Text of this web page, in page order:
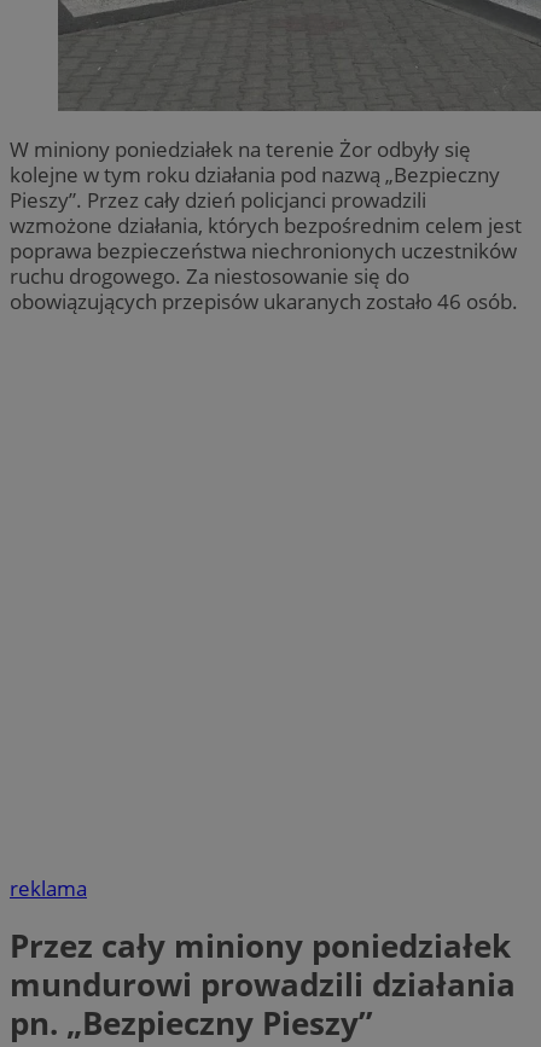
W miniony poniedziałek na terenie Żor odbyły się
kolejne w tym roku działania pod nazwą „Bezpieczny
Pieszy”. Przez cały dzień policjanci prowadzili
wzmożone działania, których bezpośrednim celem jest
poprawa bezpieczeństwa niechronionych uczestników
ruchu drogowego. Za niestosowanie się do
obowiązujących przepisów ukaranych zostało 46 osób.
reklama
Przez cały miniony poniedziałek
mundurowi prowadzili działania
pn. „Bezpieczny Pieszy”